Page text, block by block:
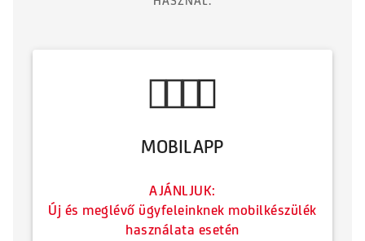
MOBILAPP
AJÁNLJUK:
Új és meglévő ügyfeleinknek mobilkészülék
használata esetén